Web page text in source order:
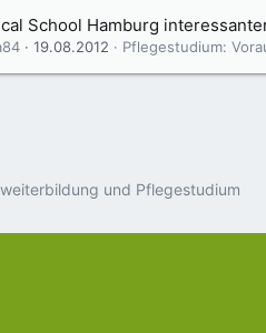
School Hamburg
19.08.2012 Pflegestudium:
und Pflegestudium